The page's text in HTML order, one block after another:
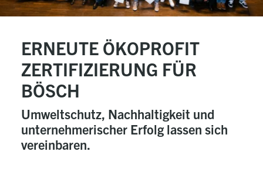
ERNEUTE ÖKOPROFIT
ZERTIFIZIERUNG FÜR
BÖSCH
Umweltschutz, Nachhaltigkeit und
unternehmerischer Erfolg lassen sich
vereinbaren.